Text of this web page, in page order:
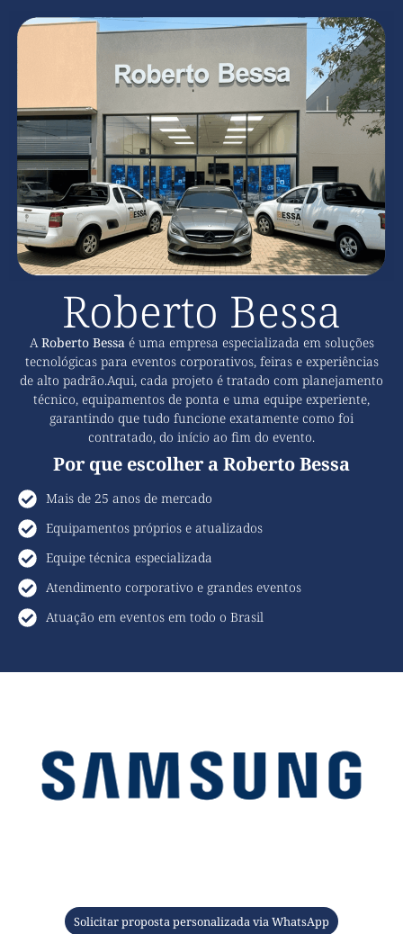
Roberto Bessa
A Roberto Bessa é uma empresa especializada em soluções
tecnológicas para eventos corporativos, feiras e experiências
de alto padrão.Aqui, cada projeto é tratado com planejamento
técnico, equipamentos de ponta e uma equipe experiente,
garantindo que tudo funcione exatamente como foi
contratado, do início ao fim do evento.
Por que escolher a Roberto Bessa
Mais de 25 anos de mercado
Equipamentos próprios e atualizados
Equipe técnica especializada
Atendimento corporativo e grandes eventos
Atuação em eventos em todo o Brasil
Solicitar proposta personalizada via WhatsApp